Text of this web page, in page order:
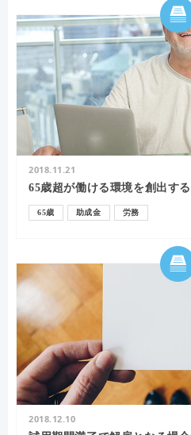
2018.11.21
65歳超が働ける環境を創出す
65歳 助成金 労務
2018.12.10